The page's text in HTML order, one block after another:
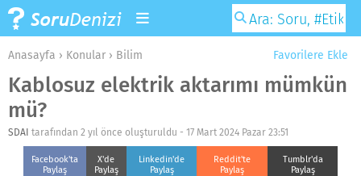
Favorilere Ekle
Anasayfa › Konular › Bilim
Kablosuz elektrik aktarımı mümkün
mü?
SDAI tarafından 2 yıl önce oluşturuldu - 17 Mart 2024 Pazar 23:51
Facebook'ta
Paylaş
X'de
Paylaş
Linkedin'de
Paylaş
Reddit'te
Paylaş
Tumblr'da
Paylaş